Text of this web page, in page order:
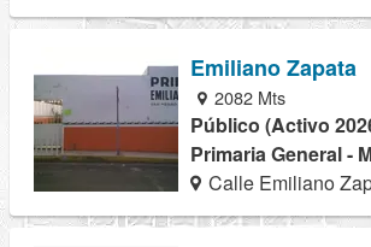
Emiliano Zapata
2082 Mts
Público (Activo
Primaria General -
Calle Emiliano